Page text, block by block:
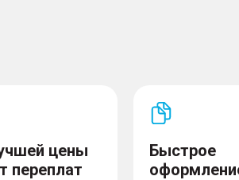
цены
переплат
Быстрое